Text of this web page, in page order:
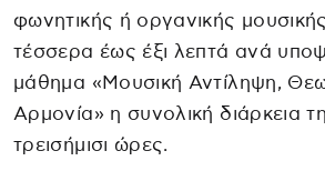
φωνητικής ή οργανικής
τέσσερα έως έξι λεπτά ανά
μάθημα «Μουσική Αντίληψη,
Αρμονία» η συνολική διάρκεια
τρεισήμισι ώρες.